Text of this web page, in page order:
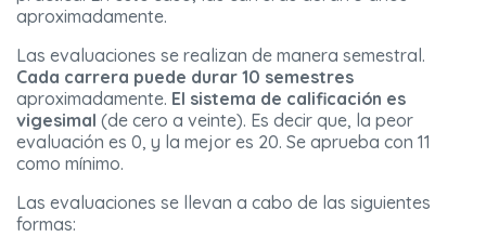
aproximadamente.
Las evaluaciones se realizan de manera semestral.
Cada carrera puede durar 10 semestres
aproximadamente. El sistema de calificación es
vigesimal (de cero a veinte). Es decir que, la peor
evaluación es 0, y la mejor es 20. Se aprueba con 11
como mínimo.
Las evaluaciones se llevan a cabo de las siguientes
formas: